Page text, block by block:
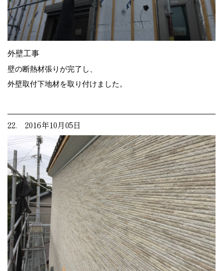
外壁工事
壁の断熱材張りが完了し、
外壁取付下地材を取り付けました。
22. 2016年10月05日